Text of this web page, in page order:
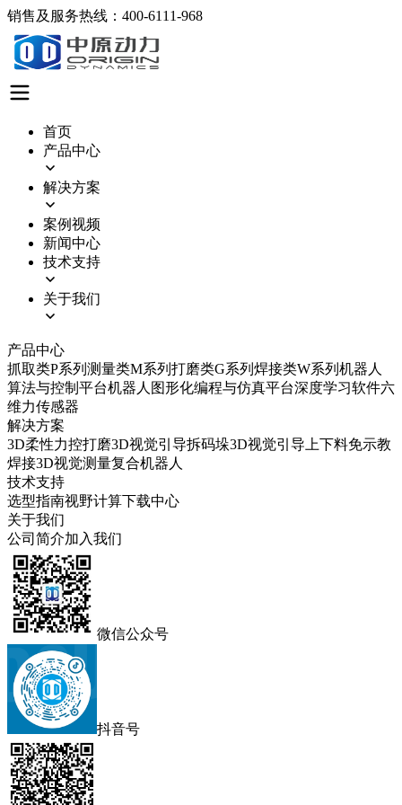
销售及服务热线：400-6111-968
首页
产品中心
解决方案
案例视频
新闻中心
技术支持
关于我们
产品中心
抓取类P系列 测量类M系列 打磨类G系列 焊接类W系列 机器人
算法与控制平台机器人图形化编程与仿真平台深度学习软件六
维力传感器
解决方案
3D柔性力控打磨3D视觉引导拆码垛3D视觉引导上下料免示教
焊接3D视觉测量复合机器人
技术支持
选型指南视野计算下载中心
关于我们
公司简介加入我们
微信公众号
抖音号